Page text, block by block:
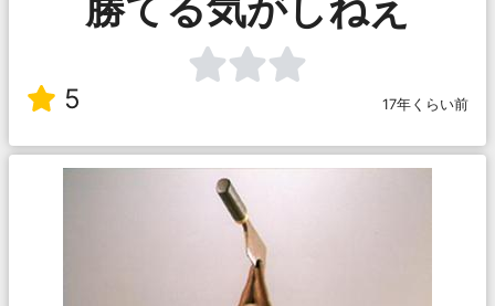
5 17年くらい前